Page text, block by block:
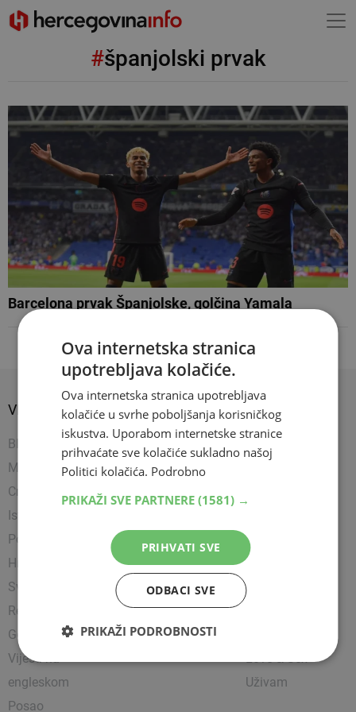
#španjolski prvak
Barcelona prvak Španjolske, golčina Yamala
VIJESTI
BIH
Mostar
Crna kronika
Istražili smo
Politika
Hrvatska
Svijet
Religija
Gospodarstvo
Vijesti na
engleskom
Posao
SPORT
Nogomet
Košarka
Tenis
SHOW
Zanimljivosti
Čitam
Party
Love & Sex
Uživam
Ova internetska stranica
upotrebljava kolačiće.
Ova internetska stranica upotrebljava
kolačiće u svrhe poboljšanja korisničkog
iskustva. Uporabom internetske stranice
prihvaćate sve kolačiće sukladno našoj
Politici kolačića. Podrobno
PRIKAŽI SVE PARTNERE (1581) →
PRIHVATI SVE
ODBACI SVE
PRIKAŽI PODROBNOSTI